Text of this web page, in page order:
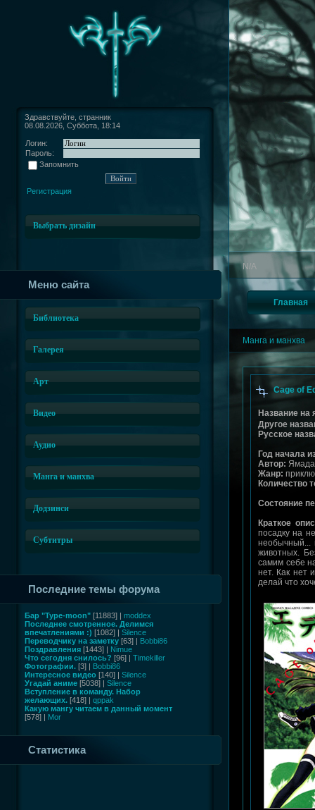
Здравствуйте, странник
08.08.2026, Суббота, 18:14
Логин:
Пароль:
Запомнить
Регистрация
Выбрать дизайн
Меню сайта
Библиотека
Галерея
Арт
Видео
Аудио
Манга и манхва
Додзинси
Субтитры
Последние темы форума
Бар "Type-moon" [11883] | moddex
Последнее смотренное. Делимся
впечатлениями :) [1082] | Silence
Переводчику на заметку [63] | Bobbi86
Поздравления [1443] | Nimue
Что сегодня снилось? [96] | Timekiller
Фотографии. [3] | Bobbi86
Интересное видео [140] | Silence
Угадай аниме [5038] | Silence
Вступление в команду. Набор
желающих. [418] | qppak
Какую мангу читаем в данный момент
[578] | Mor
Статистика
N/A
Главная
Манга и манхва
Cage of
Название на
Другое
Русское
Год начала
Автор:
Жанр:
Количество
Состояние
Краткое
посадку на
необычный...
животных.
самим себе
нет. Как нет
делай что